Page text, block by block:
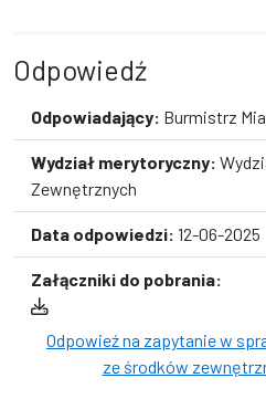
Odpowiedź
Odpowiadający: Burmistrz
Wydział merytoryczny:
Zewnętrznych
Data odpowiedzi: 12-06-2025
Załączniki do pobrania:
Odpowieź na zapytanie w
ze środków